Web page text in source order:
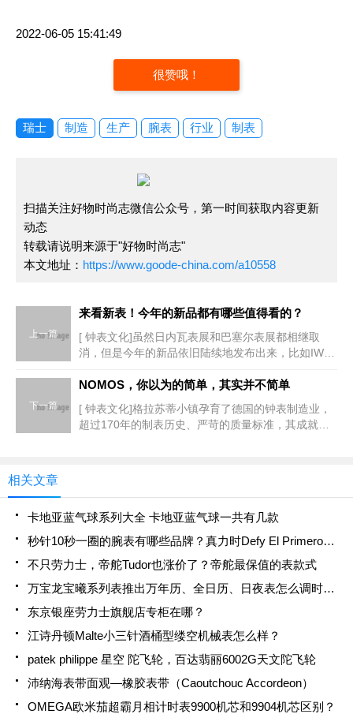
2022-06-05 15:41:49
很赞哦！
瑞士 制造 生产 腕表 行业 制表
扫描关注好物时尚志微信公众号，第一时间获取内容更新
动态
转载请说明来源于"好物时尚志"
本文地址： https://www.goode-china.com/a10558
上一篇
来看新表！今年的新品都有哪些值得看的？
[ 钟表文化]虽然日内瓦表展和巴塞尔表展都相继取
消，但是今年的新品依旧陆续地发布出来，比如IWC
一睹新品的面貌。在这么多新品当中，让你最印象深
下一篇
NOMOS，你以为的简单，其实并不简单
[ 钟表文化]格拉苏蒂小镇孕育了德国的钟表制造业，
超过170年的制表历史、严苛的质量标准，其成就使
相关文章
卡地亚蓝气球系列大全 卡地亚蓝气球一共有几款
秒针10秒一圈的腕表有哪些品牌？真力时Defy El Primero 21
不只劳力士，帝舵Tudor也涨价了？帝舵最保值的表款式
万宝龙宝曦系列表推出万年历、全日历、日夜表怎么调时间？
东京银座劳力士旗舰店专柜在哪？
江诗丹顿Malte小三针酒桶型缕空机械表怎么样？
patek philippe 星空 陀飞轮，百达翡丽6002G天文陀飞轮
沛纳海表带面观—橡胶表带（Caoutchouc Accordeon）
OMEGA欧米茄超霸月相计时表9900机芯和9904机芯区别？